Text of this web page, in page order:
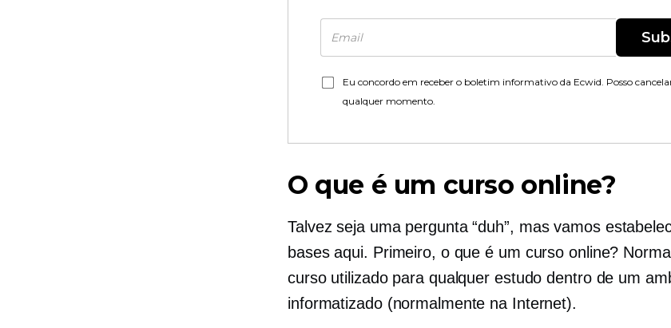
Eu concordo em receber o boletim informativo da Ecwid. Posso
qualquer momento.
O que é um curso online?
Talvez seja uma pergunta “duh”, mas vamos
bases aqui. Primeiro, o que é um curso online?
curso utilizado para qualquer estudo dentro de um
informatizado (normalmente na Internet).